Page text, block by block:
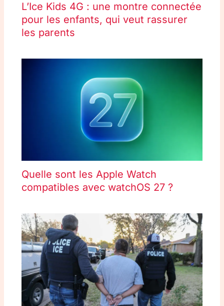
L’Ice Kids 4G : une montre connectée
pour les enfants, qui veut rassurer
les parents
Quelle sont les Apple Watch
compatibles avec watchOS 27 ?